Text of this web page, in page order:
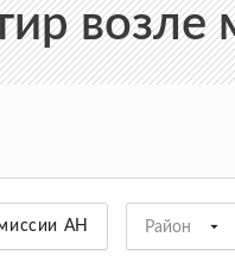
возле
АН Район